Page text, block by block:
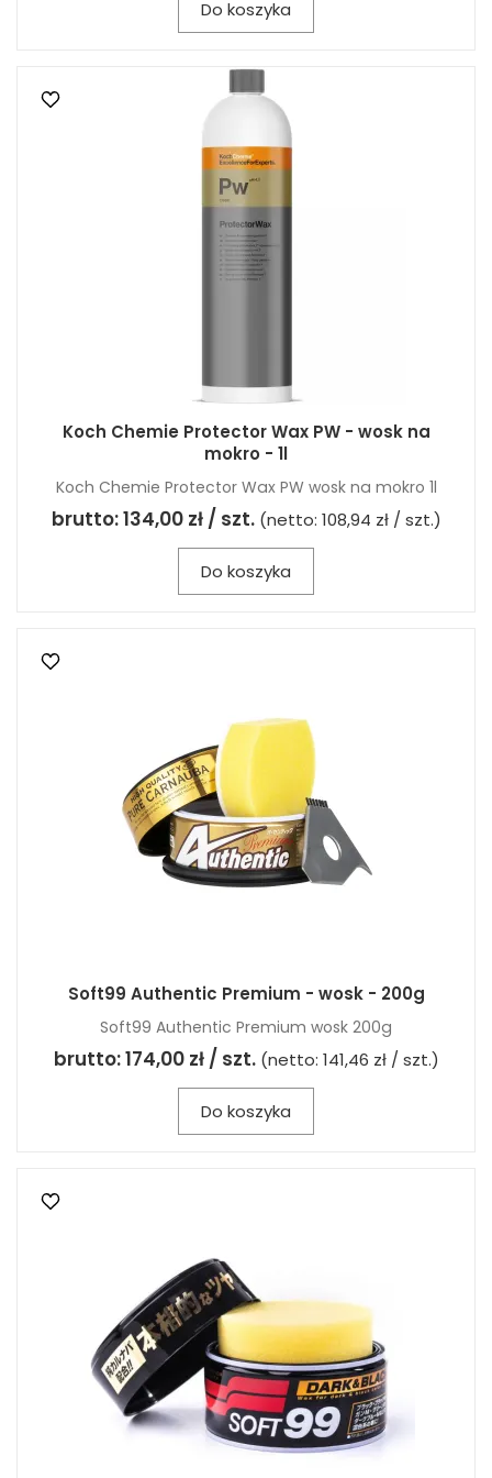
Do koszyka
Koch Chemie Protector Wax PW - wosk na
mokro - 1l
Koch Chemie Protector Wax PW wosk na mokro 1l
brutto:134,00 zł / szt. (netto: 108,94 zł / szt.)
Do koszyka
Soft99 Authentic Premium - wosk - 200g
Soft99 Authentic Premium wosk 200g
brutto:174,00 zł / szt. (netto: 141,46 zł / szt.)
Do koszyka